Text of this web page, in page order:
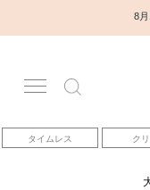
8
タイムレス ク
アカウント
アイテム